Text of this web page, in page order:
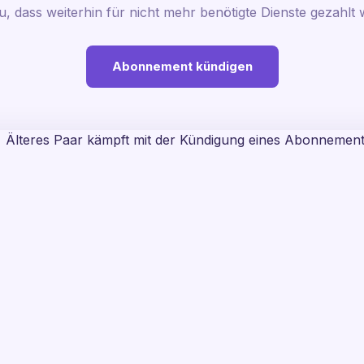
dass weiterhin für nicht mehr benötigte Dienste gezahlt
Abonnement kündigen